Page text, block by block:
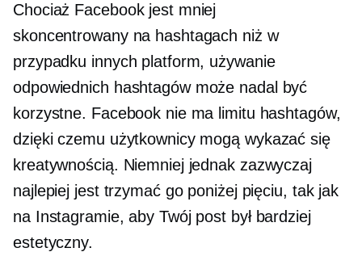
Chociaż Facebook jest mniej
skoncentrowany na hashtagach niż w
przypadku innych platform, używanie
odpowiednich hashtagów może nadal być
korzystne. Facebook nie ma limitu hashtagów,
dzięki czemu użytkownicy mogą wykazać się
kreatywnością. Niemniej jednak zazwyczaj
najlepiej jest trzymać go poniżej pięciu, tak jak
na Instagramie, aby Twój post był bardziej
estetyczny.